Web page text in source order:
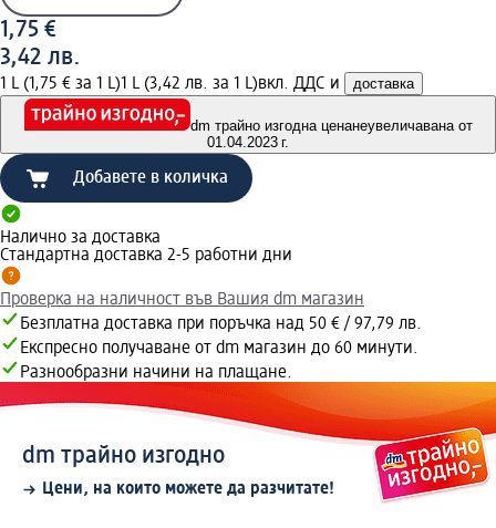
1,75 €
3,42 лв.
1 L (1,75 € за 1 L)1 L (3,42 лв. за 1 L)вкл. ДДС и доставка
dm трайно изгодна ценанеувеличавана от
01.04.2023 г.
Добавете в количка
Налично за доставка
Стандартна доставка 2-5 работни дни
Проверка на наличност във Вашия dm магазин
Безплатна доставка при поръчка над 50 € / 97,79 лв.
Експресно получаване от dm магазин до 60 минути.
Разнообразни начини на плащане.
dm трайно изгодно
Цени, на които можете да разчитате!